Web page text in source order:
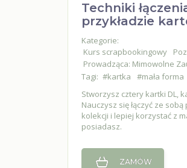
Techniki
przykładzie
Kategorie:
Kurs scrapbookingowy
Prowadząca: Mimowolne
Tagi: #kartka
#mała forma
Stworzysz cztery kartki DL,
Nauczysz się łączyć ze
kolekcji i lepiej korzystać z
posiadasz.
ZAMÓW